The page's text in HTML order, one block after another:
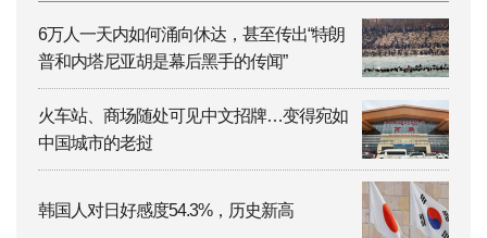
6万人一天内如何涌向休达，甚至传出“特朗
普和内塔尼亚胡是幕后黑手的传闻”
火车站、商场随处可见中文招牌…变得宛如
中国城市的老挝
韩国人对日好感度54.3%，历史新高